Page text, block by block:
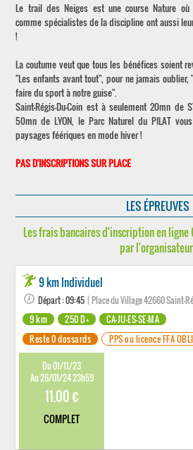
Le trail des Neiges est une course Nature où
comme spécialistes de la discipline ont aussi
!
La coutume veut que tous les bénéfices soient
"Les enfants avant tout", pour ne jamais
faire du sport à notre guise".
Saint-Régis-Du-Coin est à seulement 20mn de
50mn de LYON, le Parc Naturel du PILAT
paysages féériques en mode hiver !
PAS D'INSCRIPTIONS SUR PLACE
LES ÉPREUVES
Les frais bancaires d'inscription en ligne
par
9 km Individuel
Départ : 09:45 | Place du Village 42660 Saint-
9 km
250 D+
CA-JU-ES-SE-MA
Reste 0 dossards
PPS ou licence FFA
Du 01/11/23
Au 26/01/24 23h59
11.00 €
COMPLET